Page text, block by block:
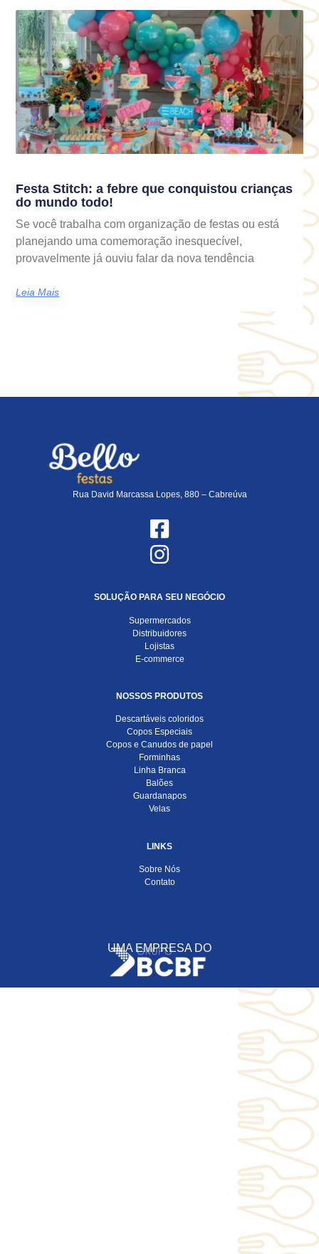
Festa Stitch: a febre que conquistou crianças
do mundo todo!
Se você trabalha com organização de festas ou está
planejando uma comemoração inesquecível,
provavelmente já ouviu falar da nova tendência
Leia Mais
Rua David Marcassa Lopes, 880 – Cabreúva
SOLUÇÃO PARA SEU NEGÓCIO
Supermercados
Distribuidores
Lojistas
E-commerce
NOSSOS PRODUTOS
Descartáveis coloridos
Copos Especiais
Copos e Canudos de papel
Forminhas
Linha Branca
Balões
Guardanapos
Velas
LINKS
Sobre Nós
Contato
UMA EMPRESA DO